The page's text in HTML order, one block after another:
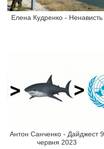
Елена Кудренко - Ненависть
Антон Санченко - Дайджест 9
червня 2023